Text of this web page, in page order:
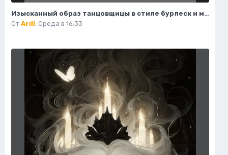
Изысканный образ танцовщицы в стиле бурлеск и модной иллюстрации. Нейронная сеть Flux
От Ardi, Среда в 16:33